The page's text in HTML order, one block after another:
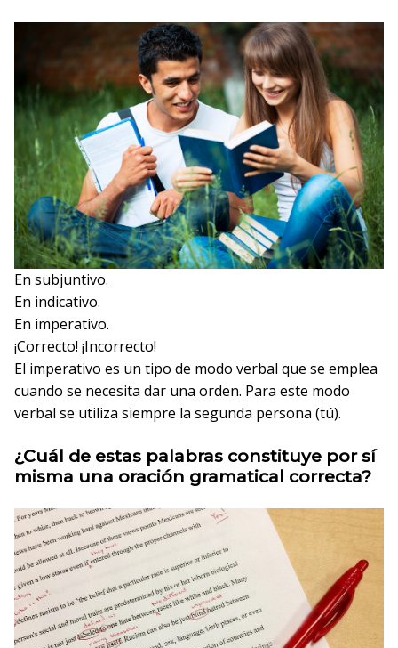
En subjuntivo.
En indicativo.
En imperativo.
¡Correcto! ¡Incorrecto!
El imperativo es un tipo de modo verbal que se emplea
cuando se necesita dar una orden. Para este modo
verbal se utiliza siempre la segunda persona (tú).
¿Cuál de estas palabras constituye por sí
misma una oración gramatical correcta?